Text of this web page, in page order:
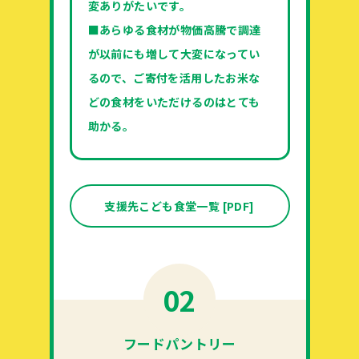
変ありがたいです。
■あらゆる食材が物価高騰で調達
が以前にも増して大変になってい
るので、ご寄付を活用したお米な
どの食材をいただけるのはとても
助かる。
支援先こども食堂一覧 [PDF]
02
フードパントリー